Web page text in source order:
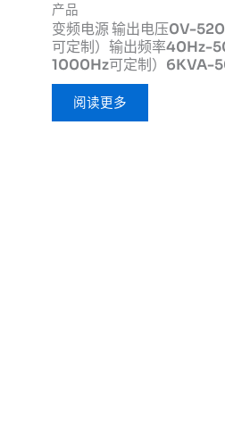
产品
变频电源 输出电压0V-
可定制）输出频率40Hz-
1000Hz可定制）6KVA-
阅读更多